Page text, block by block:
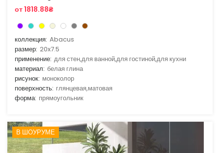
от 1818.88₴
коллекция: Abacus
размер: 20x7.5
применение: для стен,для ванной,для гостиной,для кухни
материал: белая глина
рисунок: моноколор
поверхность: глянцевая,матовая
форма: прямоугольник
В ШОУРУМЕ